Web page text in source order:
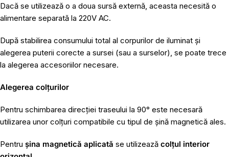
Dacă se utilizează o a doua sursă externă, aceasta necesită o
alimentare separată la 220V AC.
După stabilirea consumului total al corpurilor de iluminat și
alegerea puterii corecte a sursei (sau a surselor), se poate trece
la alegerea accesoriilor necesare.
Alegerea colțurilor
Pentru schimbarea direcției traseului la 90° este necesară
utilizarea unor colțuri compatibile cu tipul de șină magnetică ales.
Pentru șina magnetică aplicată se utilizează colțul interior